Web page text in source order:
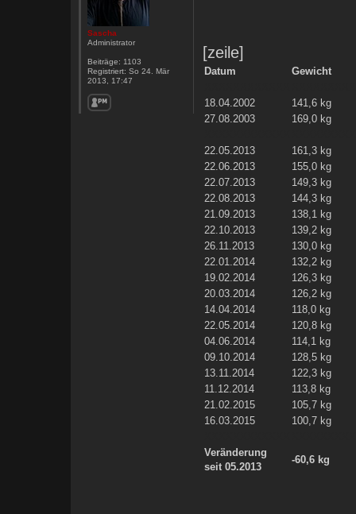
[zeile]
Datum
Gewicht
18.04.2002
141,6 kg
27.08.2003
169,0 kg
22.05.2013
161,3 kg
22.06.2013
155,0 kg
22.07.2013
149,3 kg
22.08.2013
144,3 kg
21.09.2013
138,1 kg
22.10.2013
139,2 kg
26.11.2013
130,0 kg
22.01.2014
132,2 kg
19.02.2014
126,3 kg
20.03.2014
126,2 kg
14.04.2014
118,0 kg
22.05.2014
120,8 kg
04.06.2014
114,1 kg
09.10.2014
128,5 kg
13.11.2014
122,3 kg
11.12.2014
113,8 kg
21.02.2015
105,7 kg
16.03.2015
100,7 kg
Veränderung
seit 05.2013
-60,6 kg
Sascha
Administrator
Beiträge: 1103
Registriert: So 24. Mär
2013, 17:47